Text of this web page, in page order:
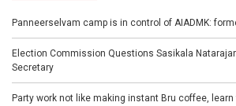
Panneerselvam camp is in control of AIADMK:
Election Commission Questions Sasikala
Secretary
Party work not like making instant Bru coffee,